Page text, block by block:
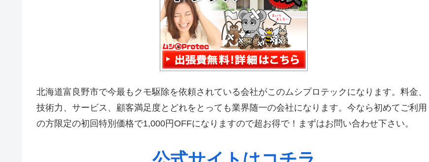
北海道富良野市で今最もクモ駆除を依頼されている会社がこのムシプロテックになります。料金、
技術力、サービス、顧客満足度とどれをとっても業界随一の会社になります。今なら初めてご利用
の方限定の初回特別価格で1,000円OFFになりますので超お得で！まずはお問い合わせ下さい。